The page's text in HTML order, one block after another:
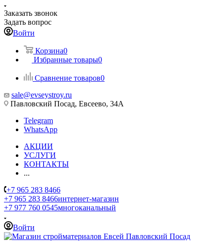
Заказать звонок
Задать вопрос
Войти
Корзина0
Избранные товары0
Сравнение товаров0
sale@evseystroy.ru
Павловский Посад, Евсеево, 34А
Telegram
WhatsApp
АКЦИИ
УСЛУГИ
КОНТАКТЫ
...
+7 965 283 8466
+7 965 283 8466интернет-магазин
+7 977 760 0545многоканальный
Войти